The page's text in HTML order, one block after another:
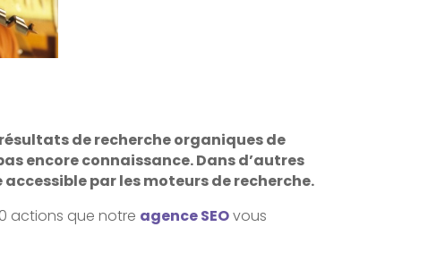
de recherche organiques de
encore connaissance. Dans d’autres
par les moteurs de recherche.
actions que notre agence SEOvous